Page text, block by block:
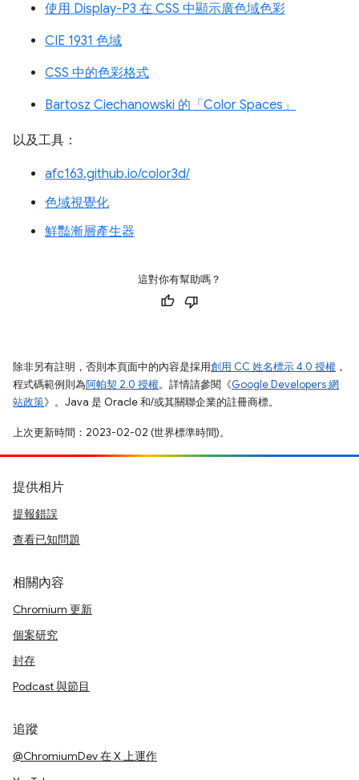
使用 Display-P3 在 CSS 中顯示廣色域色彩
CIE 1931 色域
CSS 中的色彩格式
Bartosz Ciechanowski 的「Color Spaces」
以及工具：
afc163.github.io/color3d/
色域視覺化
鮮豔漸層產生器
這對你有幫助嗎？
除非另有註明，否則本頁面中的內容是採用創用 CC 姓名標示 4.0 授權 ，
程式碼範例則為阿帕契 2.0 授權。詳情請參閱《Google Developers 網
站政策》。Java 是 Oracle 和/或其關聯企業的註冊商標。
上次更新時間：2023-02-02 (世界標準時間)。
提供相片
提報錯誤
查看已知問題
相關內容
Chromium 更新
個案研究
封存
Podcast 與節目
追蹤
@ChromiumDev 在 X 上運作